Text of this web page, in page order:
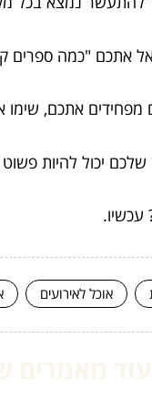
אתכם "כמה ספרים
מפחידים אתכם, שימו
יכול להיות
עכשיו.
אוכל לאירועים